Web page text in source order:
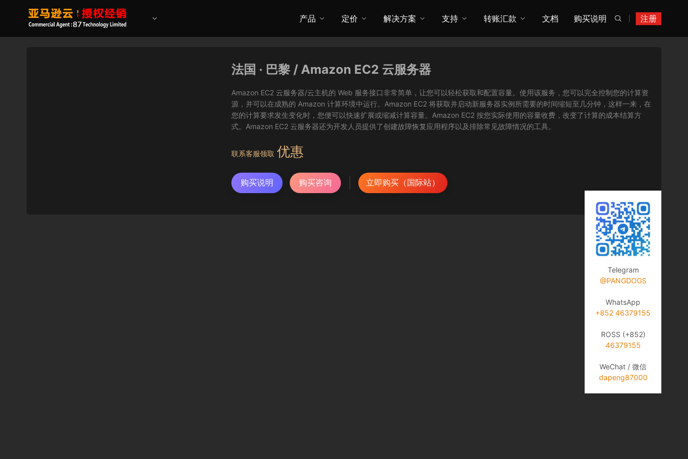
注册

产品 定价 解决方案 支持 转账汇款 文档 购买说明
法国 · 巴黎 / Amazon EC2 云服务器
Amazon EC2 云服务器/云主机的 Web 服务接口非常简单，让您可以轻松获取和配置容量。使用该服务，您可以完全控制您的计算资
源，并可以在成熟的 Amazon 计算环境中运行。Amazon EC2 将获取并启动新服务器实例所需要的时间缩短至几分钟，这样一来，在
您的计算要求发生变化时，您便可以快速扩展或缩减计算容量。Amazon EC2 按您实际使用的容量收费，改变了计算的成本结算方
式。Amazon EC2 云服务器还为开发人员提供了创建故障恢复应用程序以及排除常见故障情况的工具。
联系客服领取 优惠
购买说明 购买咨询 立即购买（国际站）
Telegram
@PANGDOGS
WhatsApp
+852 46379155
ROSS (+852)
46379155
WeChat / 微信
dapeng87000